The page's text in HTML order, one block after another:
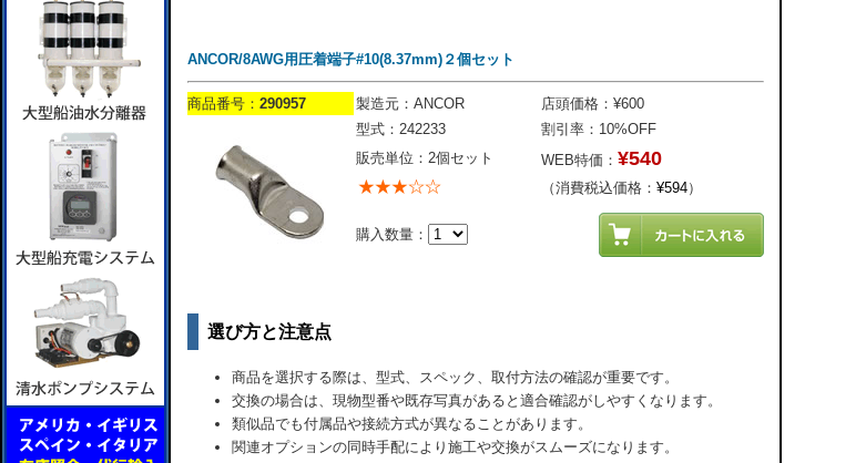
ANCOR/8AWG用圧着端子#10(8.37mm)２個セット
商品番号： 290957 製造元：ANCOR
店頭価格：¥600
型式：242233
割引率：10%OFF
販売単位：2個セット
WEB特価： ¥540
（消費税込価格： ¥594）
購入数量：
選び方と注意点
商品を選択する際は、型式、スペック、取付方法の確認が重要です。
交換の場合は、現物型番や既存写真があると適合確認がしやすくなります。
類似品でも付属品や接続方式が異なることがあります。
関連オプションの同時手配により施工や交換がスムーズになります。